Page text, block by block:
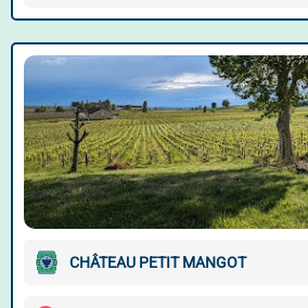
CHÂTEAU PETIT MANGOT